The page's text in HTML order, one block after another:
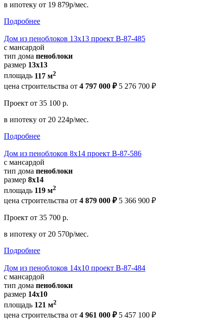
в ипотеку от 19 879р/мес.
Подробнее
Дом из пеноблоков 13х13 проект В-87-485
с мансардой
тип дома пеноблоки
размер 13х13
площадь 117 м2
цена строительства от 4 797 000 ₽ 5 276 700 ₽
Проект от 35 100 р.
в ипотеку от 20 224р/мес.
Подробнее
Дом из пеноблоков 8х14 проект В-87-586
с мансардой
тип дома пеноблоки
размер 8х14
площадь 119 м2
цена строительства от 4 879 000 ₽ 5 366 900 ₽
Проект от 35 700 р.
в ипотеку от 20 570р/мес.
Подробнее
Дом из пеноблоков 14х10 проект В-87-484
с мансардой
тип дома пеноблоки
размер 14х10
площадь 121 м2
цена строительства от 4 961 000 ₽ 5 457 100 ₽